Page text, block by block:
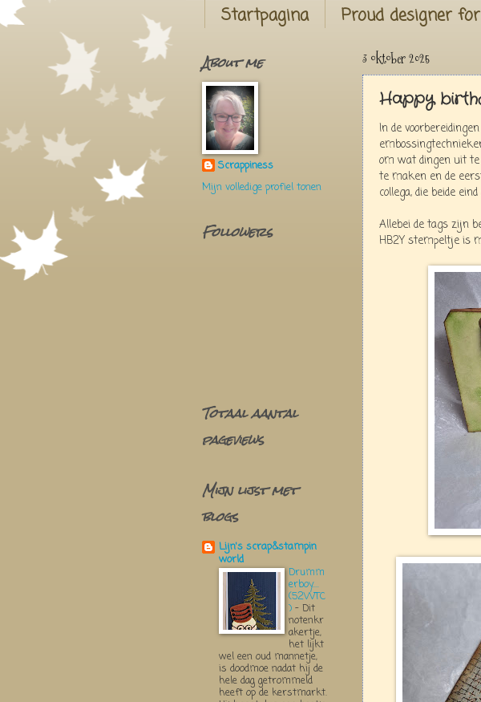
Startpagina Proud designer for
3 oktober 2025
Happy
In de
om wat dingen uit
te maken en de
collega, die beide
Allebei de tags zijn
HB2Y stempeltje is
About me
Scrappiness
Mijn volledige profiel tonen
Followers
Totaal aantal
pageviews
Mijn lijst met
blogs
Lijn's scrap&stampin
world
Drumm
erboy....
(52WTC
) - Dit
notenkr
akertje,
het lijkt
wel een oud mannetje,
is doodmoe nadat hij de
hele dag getrommeld
heeft op de kerstmarkt.